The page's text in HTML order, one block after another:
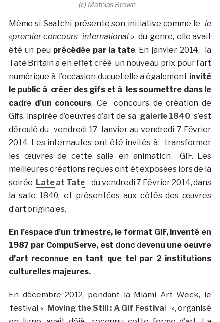
(c) Mathias Brown
Même si Saatchi présente son initiative comme lele
«premier concours international » du genre, elle avait
été un peu précédée par la tate. En janvier 2014, la
Tate Britain a en effet créé un nouveau prix pour l’art
numérique à l’occasion duquel elle a également invité
le public à créer des gifs et à les soumettre dans le
cadre d’un concours. Ce concours de création de
Gifs, inspirée d’oeuvres d’art de sa galerie 1840 s’est
déroulé du vendredi 17 Janvier au vendredi 7 Février
2014. Les internautes ont été invités à transformer
les œuvres de cette salle en animation GIF. Les
meilleures créations reçues ont ét exposées lors de la
soirée Late at Tate du vendredi 7 Février 2014, dans
la salle 1840, et présentées aux côtés des œuvres
d’art originales.
En l’espace d’un trimestre, le format GIF, inventé en
1987 par CompuServe, est donc devenu une oeuvre
d’art reconnue en tant que tel par 2 institutions
culturelles majeures.
En décembre 2012, pendant la Miami Art Week, le
festival « Moving the Still : A Gif Festival
», organisé